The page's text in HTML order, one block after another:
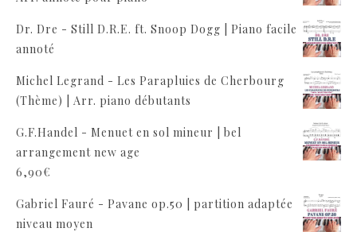
Dr. Dre - Still D.R.E. ft. Snoop Dogg | Piano facile
annoté
Michel Legrand - Les Parapluies de Cherbourg
(Thème) | Arr. piano débutants
G.F.Handel - Menuet en sol mineur | bel
arrangement new age
6,90€
Gabriel Fauré - Pavane op.50 | partition adaptée
niveau moyen